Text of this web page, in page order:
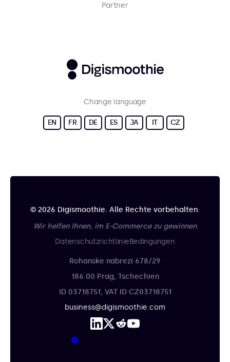
Partner
Change language
EN FR DE ES JA IT CZ
© 2026 Digismoothie. Alle Rechte vorbehalten.
Wir helfen Ihnen, im E-Commerce zu gewinnen
DatenschutzrichtlinieBedingungen
Rohanske nabrezi 678/29
186 00 Prag, Tschechien
ID 03718751, VAT ID CZ03718751
business@digismoothie.com